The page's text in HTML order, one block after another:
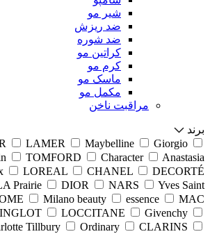
شیر مو
ضد ریزش
ضد شوره
کراتین مو
کرم مو
ماسک مو
مکمل مو
مراقبت ناخن
برند
LAMER Maybelline
Giorgio
TOMFORD Character
Anastasia
LOREAL CHANEL
DECORTÉ
Prairie DIOR NARS
Yves Saint
Milano beauty essence
MAC
INGLOT LOCCITANE
Givenchy
Tillbury Ordinary
CLARINS